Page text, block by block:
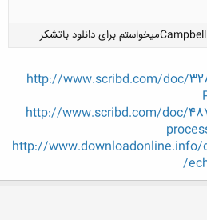
تا باز شود...
http://www.scribd.com/doc/
http://www.scribd.com/doc/
http://www.downloadonline.info/